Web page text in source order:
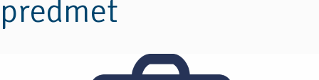
predmet